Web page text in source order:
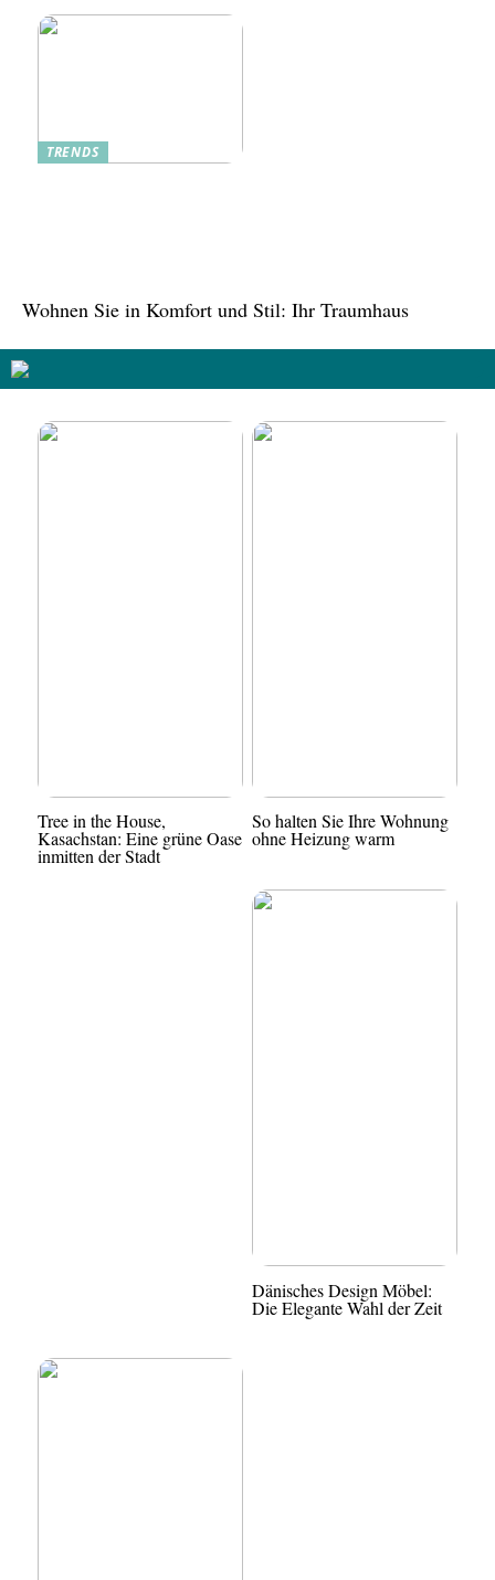
TRENDS
Wohnen Sie in Komfort und Stil: Ihr Traumhaus
Tree in the House,
Kasachstan: Eine grüne Oase
inmitten der Stadt
So halten Sie Ihre Wohnung
ohne Heizung warm
Dänisches Design Möbel:
Die Elegante Wahl der Zeit